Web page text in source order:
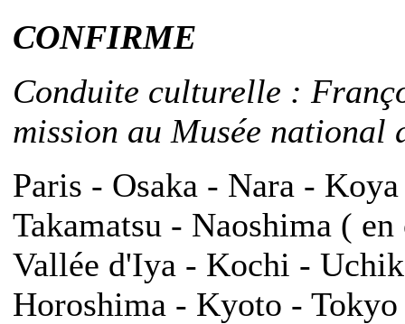
CONFIRME
Conduite culturelle :
mission au Musée national
Paris - Osaka - Nara -
Takamatsu - Naoshima (
Vallée d'Iya - Kochi -
Horoshima - Kyoto -